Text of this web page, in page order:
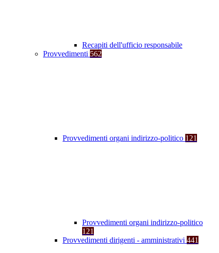
Recapiti dell'ufficio responsabile
Provvedimenti 562
Provvedimenti organi indirizzo-politico 121
Provvedimenti organi indirizzo-politico
121
Provvedimenti dirigenti - amministrativi 441